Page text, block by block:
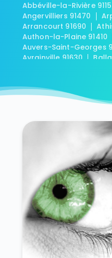
Abbéville-la-Rivière
Angervilliers 91470
Arrancourt 91690
Authon-la-Plaine 91410
Auvers-Saint-Georges
Avrainville 91630
Boigneville 91720
Boissy-la-Rivière 91690
Boissy-sous-Saint-Yon
Bondoufle 91070
Boussy-Saint-Antoine
Boutervilliers 91150
Boutigny-sur-Essonne
Brétigny-sur-Orge
Breux-Jouy 91650
Briis-sous-Forges 91640
Brunoy 91800
Buno-Bonnevaux 91720
Bures-sur-Yvette 91440
Chalo-Saint-Mars 91780
Chalou-Moulineux